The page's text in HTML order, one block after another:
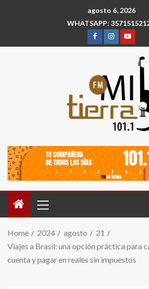
agosto 6, 2026
WHATSAPP:
Home 2024 agosto
21
Viajes a Brasil: una opción práctica para
cuenta y pagar en reales sin impuestos